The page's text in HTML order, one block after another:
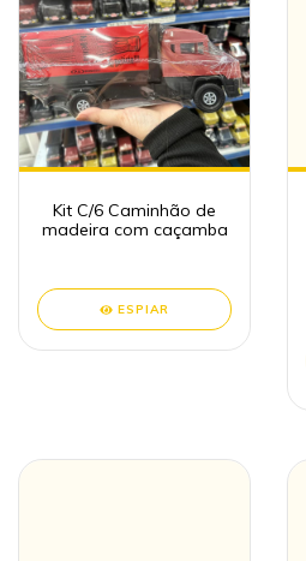
Kit C/6 Caminhão de
madeira com caçamba
ESPIAR